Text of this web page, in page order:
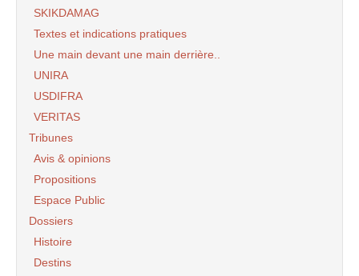
SKIKDAMAG
Textes et indications pratiques
Une main devant une main derrière..
UNIRA
USDIFRA
VERITAS
Tribunes
Avis & opinions
Propositions
Espace Public
Dossiers
Histoire
Destins